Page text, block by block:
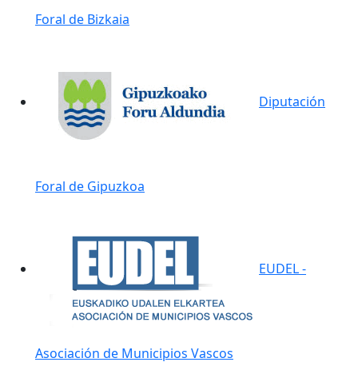
Foral de Bizkaia
Diputación
Foral de Gipuzkoa
EUDEL -
Asociación de Municipios Vascos